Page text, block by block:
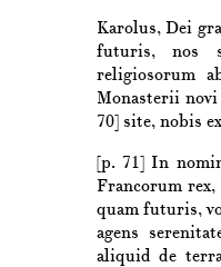
Karolus, Dei
futuris, nos
religiosorum
Monasterii
70] site, nobis
[p. 71]
In
Francorum
quam futuris,
agens
aliquid de